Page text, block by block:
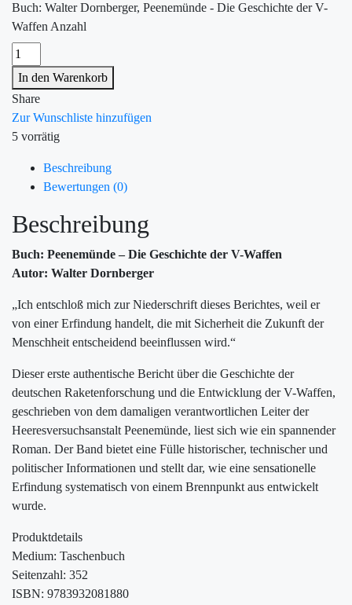
Buch: Walter Dornberger, Peenemünde - Die Geschichte der V-
Waffen Anzahl
In den Warenkorb
Share
Zur Wunschliste hinzufügen
5 vorrätig
Beschreibung
Bewertungen (0)
Beschreibung
Buch: Peenemünde – Die Geschichte der V-Waffen
Autor: Walter Dornberger
„Ich entschloß mich zur Niederschrift dieses Berichtes, weil er
von einer Erfindung handelt, die mit Sicherheit die Zukunft der
Menschheit entscheidend beeinflussen wird.“
Dieser erste authentische Bericht über die Geschichte der
deutschen Raketenforschung und die Entwicklung der V-Waffen,
geschrieben von dem damaligen verantwortlichen Leiter der
Heeresversuchsanstalt Peenemünde, liest sich wie ein spannender
Roman. Der Band bietet eine Fülle historischer, technischer und
politischer Informationen und stellt dar, wie eine sensationelle
Erfindung systematisch von einem Brennpunkt aus entwickelt
wurde.
Produktdetails
Medium: Taschenbuch
Seitenzahl: 352
ISBN: 9783932081880